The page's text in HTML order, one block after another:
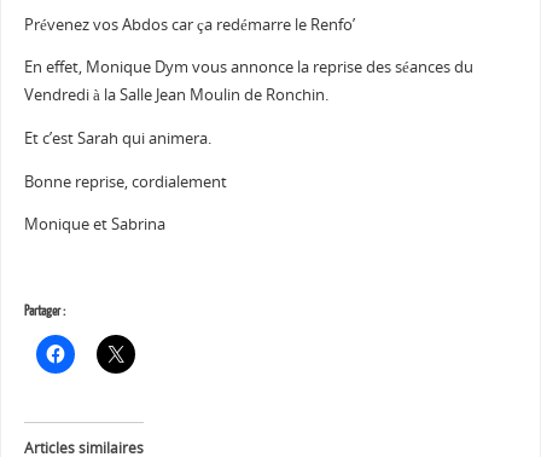
Prévenez vos Abdos car ça redémarre le Renfo’
En effet, Monique Dym vous annonce la reprise des séances du
Vendredi à la Salle Jean Moulin de Ronchin.
Et c’est Sarah qui animera.
Bonne reprise, cordialement
Monique et Sabrina
Partager :
Articles similaires